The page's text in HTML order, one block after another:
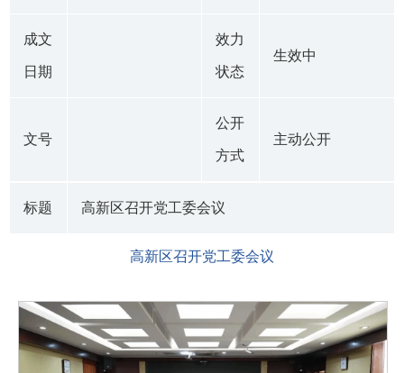
成文
日期
效力
状态
生效中
文号
公开
方式
主动公开
标题 高新区召开党工委会议
高新区召开党工委会议